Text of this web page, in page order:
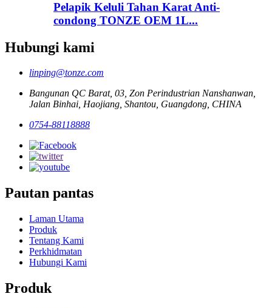
Pelapik Keluli Tahan Karat Anti-
condong TONZE OEM 1L...
Hubungi kami
linping@tonze.com
Bangunan QC Barat, 03, Zon Perindustrian Nanshanwan,
Jalan Binhai, Haojiang, Shantou, Guangdong, CHINA
0754-88118888
Pautan pantas
Laman Utama
Produk
Tentang Kami
Perkhidmatan
Hubungi Kami
Produk